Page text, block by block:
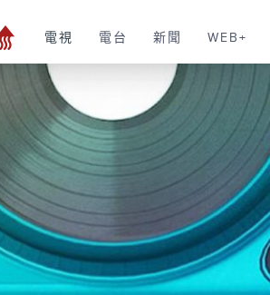
電視 電台 新聞 WEB+